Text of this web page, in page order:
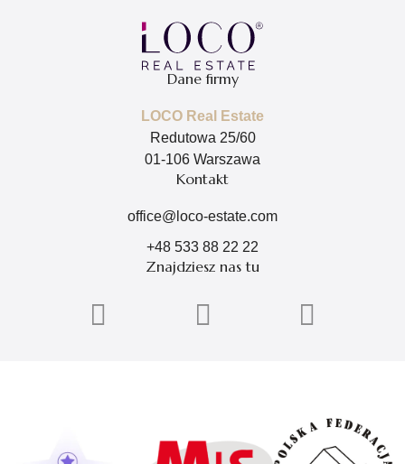
Dane firmy
LOCO Real Estate
Redutowa 25/60
01-106 Warszawa
Kontakt
office@loco-estate.com
+48 533 88 22 22
Znajdziesz nas tu